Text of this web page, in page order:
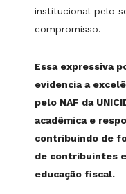
institucional pelo
compromisso.
Essa expressiva
evidencia a
pelo NAF da
acadêmica e
contribuindo de
de contribuintes
educação fiscal.